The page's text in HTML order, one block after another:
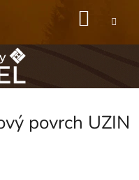
povrch UZIN